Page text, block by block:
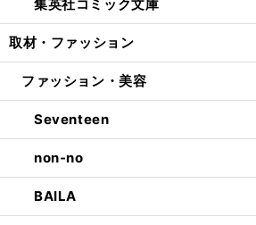
集英社コミック文庫
取材・ファッション
ファッション・美容
Seventeen
non-no
BAILA